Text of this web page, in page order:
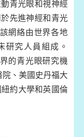
青光眼和視神經
先進神經和青光
網絡由世界各地
研究人員組成。
的青光眼研究機
、美國史丹福大
約大學和英國倫